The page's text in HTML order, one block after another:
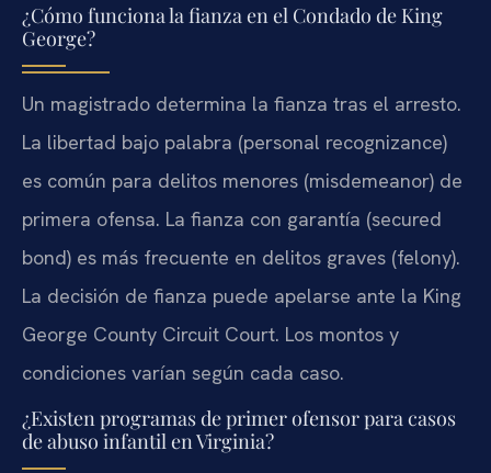
¿Cómo funciona la fianza en el Condado de King
George?
Un magistrado determina la fianza tras el arresto.
La libertad bajo palabra (personal recognizance)
es común para delitos menores (misdemeanor) de
primera ofensa. La fianza con garantía (secured
bond) es más frecuente en delitos graves (felony).
La decisión de fianza puede apelarse ante la King
George County Circuit Court. Los montos y
condiciones varían según cada caso.
¿Existen programas de primer ofensor para casos
de abuso infantil en Virginia?